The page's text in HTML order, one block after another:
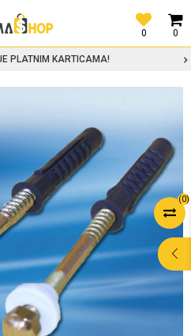
0
0
PLATNIM KARTICAMA!
(0)
POMOĆ PRI
KUPOVINI